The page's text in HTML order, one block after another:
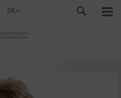
DE